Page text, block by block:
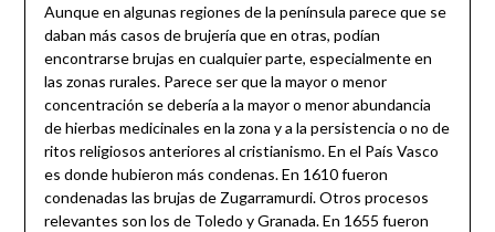
Aunque en algunas regiones de la península parece que se
daban más casos de brujería que en otras, podían
encontrarse brujas en cualquier parte, especialmente en
las zonas rurales. Parece ser que la mayor o menor
concentración se debería a la mayor o menor abundancia
de hierbas medicinales en la zona y a la persistencia o no de
ritos religiosos anteriores al cristianismo. En el País Vasco
es donde hubieron más condenas. En 1610 fueron
condenadas las brujas de Zugarramurdi. Otros procesos
relevantes son los de Toledo y Granada. En 1655 fueron